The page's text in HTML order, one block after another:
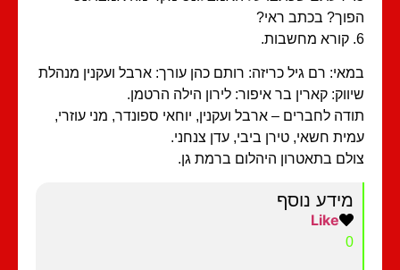
בכתב ראי?
רם גיל כריזה: רותם כהן עורך: ארבל ועקנין מנהלת
קארין בר איפור: לירון הילה הרטמן.
לחברים – ארבל ועקנין, יוחאי ספונדר, מני עוזרי,
חשאי, טירן ביבי, עדן צנחני.
בתאטרון היהלום ברמת גן.
מידע נוסף